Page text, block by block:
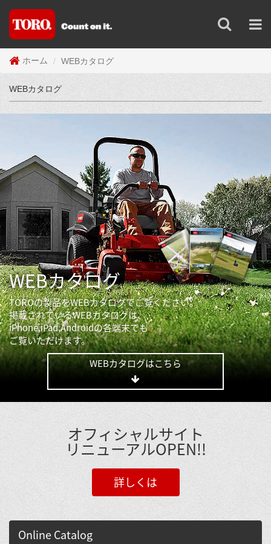
ホーム WEBカタログ
WEBカタログ
WEBカタログ
TOROの製品をWEBカタログでご覧ください。
掲載されているWEBカタログは、
iPhone,iPad,Androidの各端末でも
ご覧いただけます。
WEBカタログはこちら
オフィシャルサイト
リニューアルOPEN!!
詳しくは
Online Catalog